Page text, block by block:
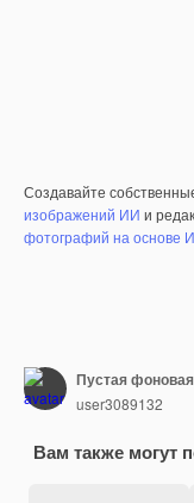
Создавайте
изображений ИИ и
фотографий на основе
user3089132
Вам также могут